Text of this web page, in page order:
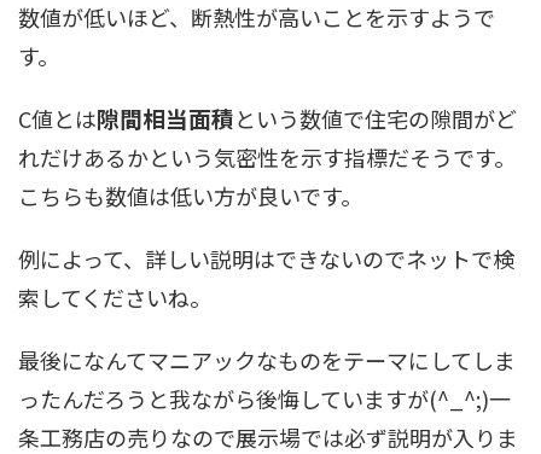
数値が低いほど、断熱性が高いことを示すようで
す。
C値とは隙間相当面積という数値で住宅の隙間がど
れだけあるかという気密性を示す指標だそうです。
こちらも数値は低い方が良いです。
例によって、詳しい説明はできないのでネットで検
索してくださいね。
最後になんてマニアックなものをテーマにしてしま
ったんだろうと我ながら後悔していますが(^_^;)一
条工務店の売りなので展示場では必ず説明が入りま